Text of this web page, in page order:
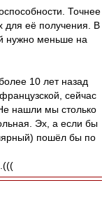
Точнее
для её получения. В
нужно меньше на
10 лет назад
сейчас
нашли мы столько
Эх, а если бы
пошёл бы по